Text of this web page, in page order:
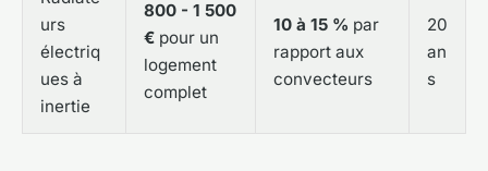
urs
électriq
ues à
inertie
800 - 1 500
€ pour un
logement
complet
10 à 15 % par
rapport aux
convecteurs
20
an
s